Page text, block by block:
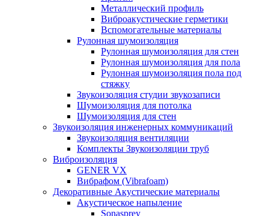
Металлический профиль
Виброакустические герметики
Вспомогательные материалы
Рулонная шумоизоляция
Рулонная шумоизоляция для стен
Рулонная шумоизоляция для пола
Рулонная шумоизоляция пола под
стяжку
Звукоизоляция студии звукозаписи
Шумоизоляция для потолка
Шумоизоляция для стен
Звукоизоляция инженерных коммуникаций
Звукоизоляция вентиляции
Комплекты Звукоизоляции труб
Виброизоляция
GENER VX
Вибрафом (Vibrafoam)
Декоративные Акустические материалы
Акустическое напыление
Sonasprey